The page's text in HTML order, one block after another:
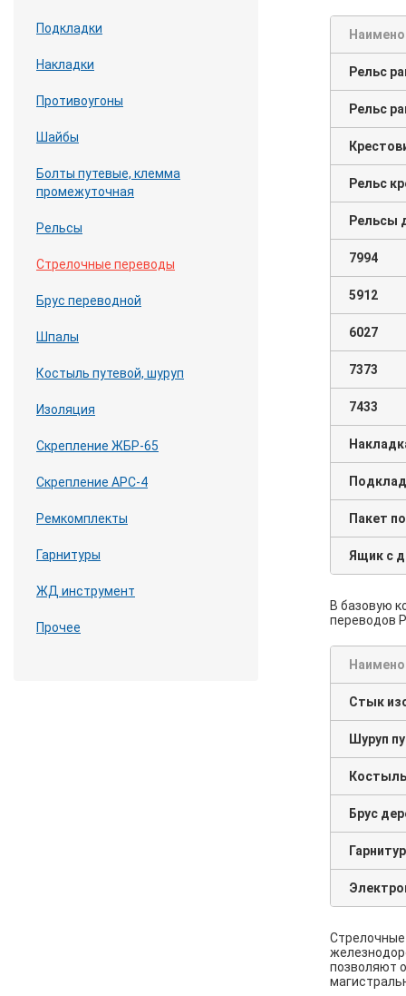
Подкладки
Накладки
Противоугоны
Шайбы
Болты путевые, клемма
промежуточная
Рельсы
Стрелочные переводы
Брус переводной
Шпалы
Костыль путевой, шуруп
Изоляция
Скрепление ЖБР-65
Скрепление АРС-4
Ремкомплекты
Гарнитуры
ЖД инструмент
Прочее
Рельс
Рельс
Рельс
Рельсы
7994
5912
6027
7373
7433
Пакет
Ящик с
В базовую
переводов
Стык
Шуруп
Костыль
Брус
позволяют